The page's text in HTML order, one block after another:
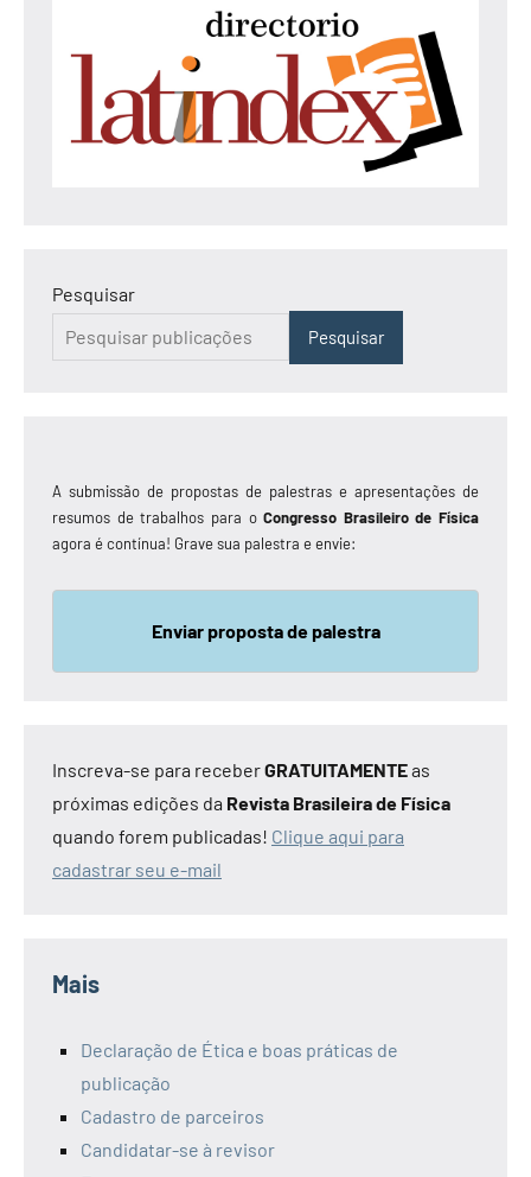
Pesquisar
Pesquisar
A submissão de propostas de palestras e apresentações de
resumos de trabalhos para oCongresso Brasileiro de Física
agora é contínua! Grave sua palestra e envie:
Enviar proposta de palestra
Inscreva-se para receberGRATUITAMENTEas
próximas edições da Revista Brasileira de Física
quando forem publicadas! Clique aqui para
cadastrar seu e-mail
Mais
Declaração de Ética e boas práticas de
publicação
Cadastro de parceiros
Candidatar-se à revisor